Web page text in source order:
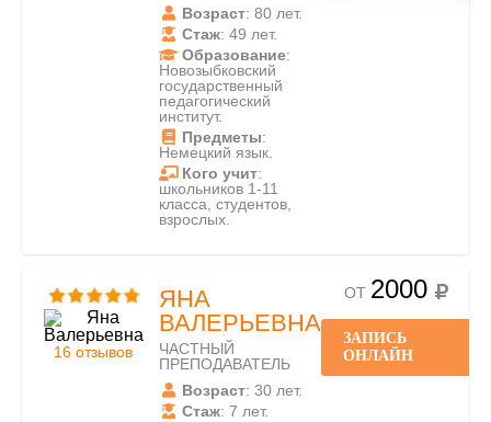
Возраст: 80 лет.
Стаж: 49 лет.
Образование:
Новозыбковский
государственный
педагогический
институт.
Предметы:
Немецкий язык.
Кого учит:
школьников 1-11
класса, студентов,
взрослых.
16 отзывов
ЯНА
ВАЛЕРЬЕВНА
ЧАСТНЫЙ
ПРЕПОДАВАТЕЛЬ
Возраст: 30 лет.
Стаж: 7 лет.
ОТ 2000
ЗАПИСЬ
ОНЛАЙН